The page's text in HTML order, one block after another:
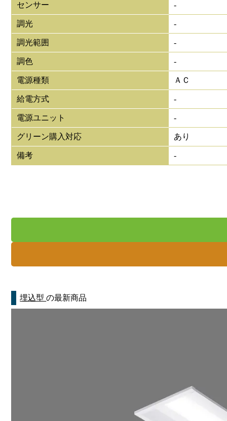
センサー -
調光 -
調光範囲 -
調色 -
電源種類 ＡＣ
給電方式 -
電源ユニット -
グリーン購入対応 あり
備考 -
埋込型の最新商品